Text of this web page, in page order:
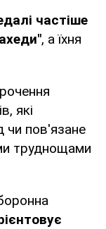
частіше
, а їхня
які
чи пов'язане
труднощами